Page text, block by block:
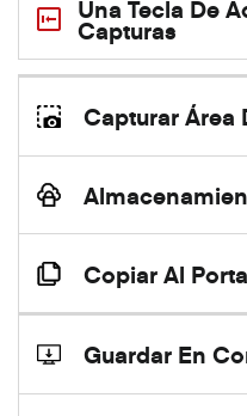
Una Tecla De
Capturas
Capturar Área
Copiar Al
Guardar En